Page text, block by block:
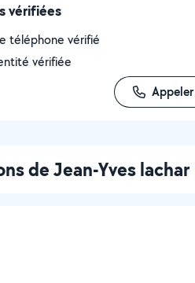
vérifiées
téléphone vérifié
vérifiée
Appeler
de Jean-Yves lachar